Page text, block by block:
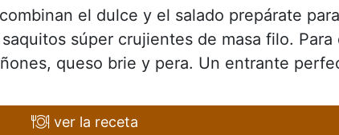
el dulce y el salado prepárate para
súper crujientes de masa filo. Para
queso brie y pera. Un entrante
ver la receta